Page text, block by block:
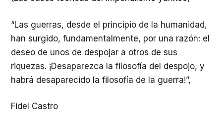
“Las guerras, desde el principio de la humanidad,
han surgido, fundamentalmente, por una razón: el
deseo de unos de despojar a otros de sus
riquezas. ¡Desaparezca la filosofía del despojo, y
habrá desaparecido la filosofía de la guerra!”,
Fidel Castro